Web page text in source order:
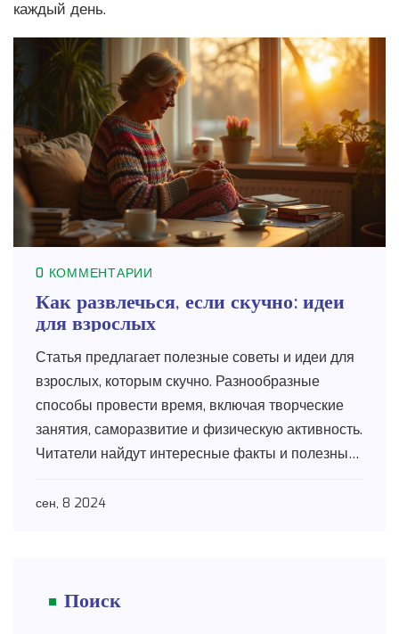
каждый день.
0 КОММЕНТАРИИ
Как развлечься, если скучно: идеи
для взрослых
Статья предлагает полезные советы и идеи для
взрослых, которым скучно. Разнообразные
способы провести время, включая творческие
занятия, саморазвитие и физическую активность.
Читатели найдут интересные факты и полезные
повседневность.
сен, 8 2024
Поиск